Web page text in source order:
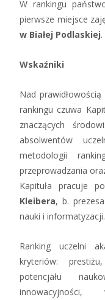
W rankingu
pierwsze miejsce
w Białej Podlaskiej.
Wskaźniki
Nad
rankingu czuwa
znaczących
absolwentów
metodologii
przeprowadzania
Kapituła pracuje
Kleibera, b.
nauki i informatyzacji.
Ranking uczelni
kryteriów:
potencjału